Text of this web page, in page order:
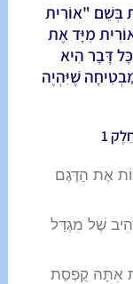
בְּשֵׁם "אוֹרִית
מִיָּד אֶת
דָּבָר הִיא
שֶׁיִּהְיֶה
1
אֶת הַדֶּגֶם
שֶׁל מִגְדַּל
אִתָּהּ קֻפְסַת